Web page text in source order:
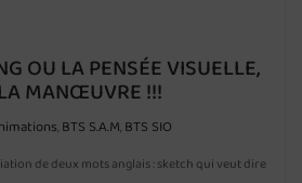
OU LA PENSÉE VISUELLE,
MANŒUVRE !!!
, BTS S.A.M, BTS SIO
de deux mots anglais : sketch qui veut dire